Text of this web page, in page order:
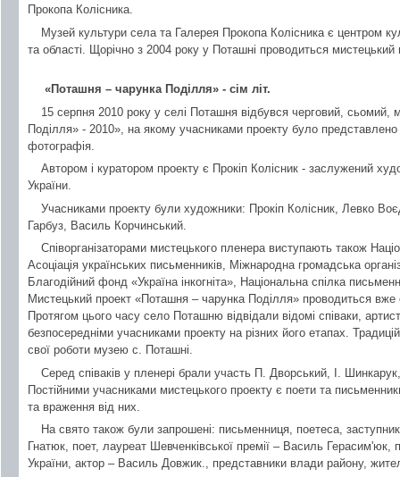
Прокопа Колісника.
Музей культури села та Галерея Прокопа Колісника є центром
та області. Щорічно з 2004 року у Поташні проводиться
«Поташня – чарунка Поділля» - сім літ.
15 серпня 2010 року у селі Поташня відбувся черговий,
Поділля» - 2010», на якому учасниками проекту було
фотографія.
Автором і куратором проекту є Прокіп Колісник - заслужений
України.
Учасниками проекту були художники: Прокіп Колісник, Левко
Гарбуз, Василь Корчинський.
Співорганізаторами мистецького пленера виступають також
Асоціація українських письменників, Міжнародна громадська
Благодійний фонд «Україна інкогніта», Національна спілка
Мистецький проект «Поташня – чарунка Поділля» проводиться вже
Протягом цього часу село Поташню відвідали відомі співаки,
безпосередніми учасниками проекту на різних його етапах.
свої роботи музею с. Поташні.
Серед співаків у пленері брали участь П. Дворський, І.
Постійними учасниками мистецького проекту є поети та
та враження від них.
На свято також були запрошені: письменниця, поетеса,
Гнатюк, поет, лауреат Шевченківської премії – Василь
України, актор – Василь Довжик., представники влади району,